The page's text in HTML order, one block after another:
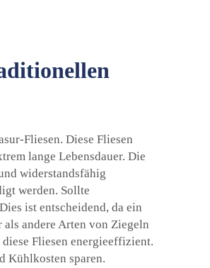
Fliesen. Diese Fliesen
lange Lebensdauer. Die
widerstandsfähig
werden. Sollte
ist entscheidend, da ein
andere Arten von Ziegeln
Fliesen energieeffizient.
Kühlkosten sparen.